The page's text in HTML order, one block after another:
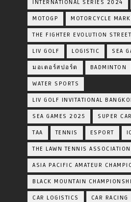
INTERNATIONAL SERIES 2024
MOTOGP MOTORCYCLE
THE FIGHTER EVOLUTION
LIV GOLF LOGISTIC SEA
มอเตอร์สปอร์ต BADMINTON
WATER SPORTS
LIV GOLF INVITATIONAL
SEA GAMES 2025 SUPER CAR
TAA TENNIS ESPORT
THE LAWN TENNIS
ASIA PACIFIC AMATEUR
BLACK MOUNTAIN
CAR LOGISTICS CAR RACING